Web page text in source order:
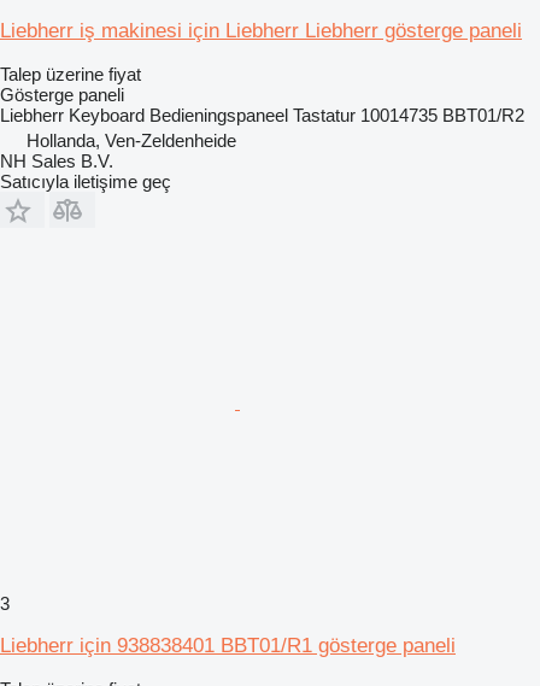
Liebherr iş makinesi için Liebherr Liebherr gösterge paneli
Talep üzerine fiyat
Gösterge paneli
Liebherr Keyboard Bedieningspaneel Tastatur 10014735 BBT01/R2
Hollanda, Ven-Zeldenheide
NH Sales B.V.
Satıcıyla iletişime geç
3
Liebherr için 938838401 BBT01/R1 gösterge paneli